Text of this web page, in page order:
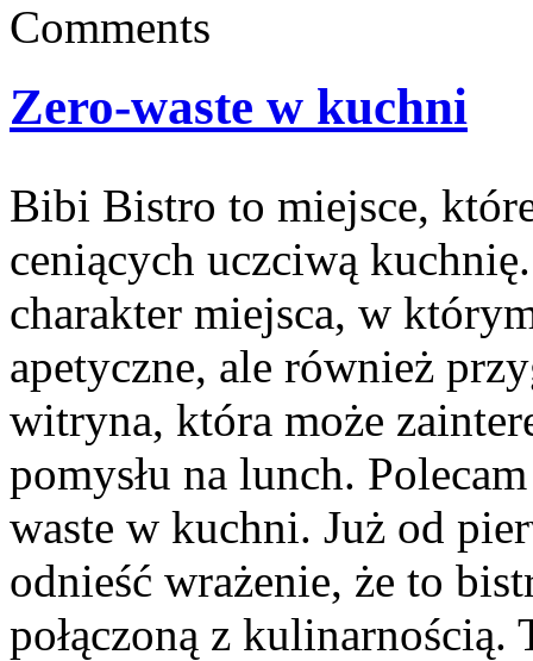
Comments
Zero-waste w kuchni
Bibi Bistro to miejsce,
ceniących uczciwą
charakter miejsca, w
apetyczne, ale również
witryna, która może
pomysłu na lunch.
waste w kuchni. Już od
odnieść wrażenie, że to
połączoną z